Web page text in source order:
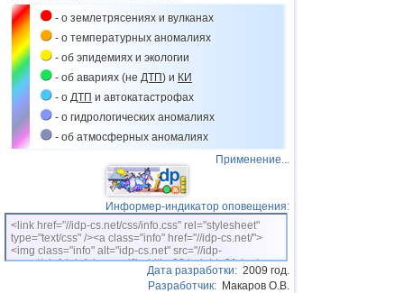
- о землетрясениях и вулканах
- о температурных аномалиях
- об эпидемиях и экологии
- об авариях (не ДТП) и КИ
- о ДТП и автокатастрофах
- о гидрологических аномалиях
- об атмосферных аномалиях
Применение...
Информер-индикатор оповещения:
<link href="//idp-cs.net/css/info.css" rel="stylesheet"
type="text/css" /><a class="info" href="//idp-cs.net/">
<img class="info" alt="idp-cs.net" src="//idp-
cs.net/pix/idpinfok_sm.gif" width=88 height=31 /></a>
Дата разработки: 2009 год.
Разработчик: Макаров О.В.